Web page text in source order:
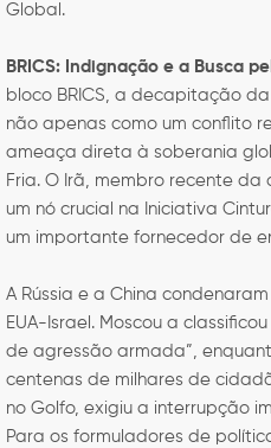
Global.
BRICS: Indignação e a Busca
bloco BRICS, a decapitação
não apenas como um conflito
ameaça direta à soberania
Fria. O Irã, membro recente da
um nó crucial na Iniciativa
um importante fornecedor de
A Rússia e a China
EUA-Israel. Moscou a
de agressão armada”,
centenas de milhares de
no Golfo, exigiu a interrupção
Para os formuladores de